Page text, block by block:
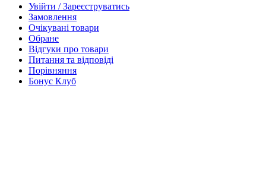
Увійти / Зареєструватись
Замовлення
Очікувані товари
Обране
Відгуки про товари
Питання та відповіді
Порівняння
Бонус Клуб